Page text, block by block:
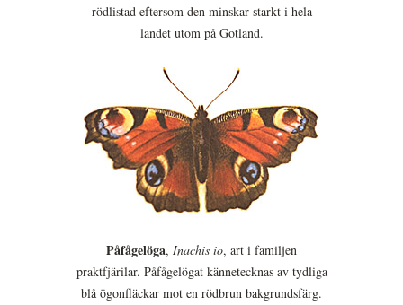
rödlistad eftersom den minskar starkt i hela
landet utom på Gotland.
Påfågelöga, Inachis io, art i familjen
praktfjärilar. Påfågelögat kännetecknas av tydliga
blå ögonfläckar mot en rödbrun bakgrundsfärg.